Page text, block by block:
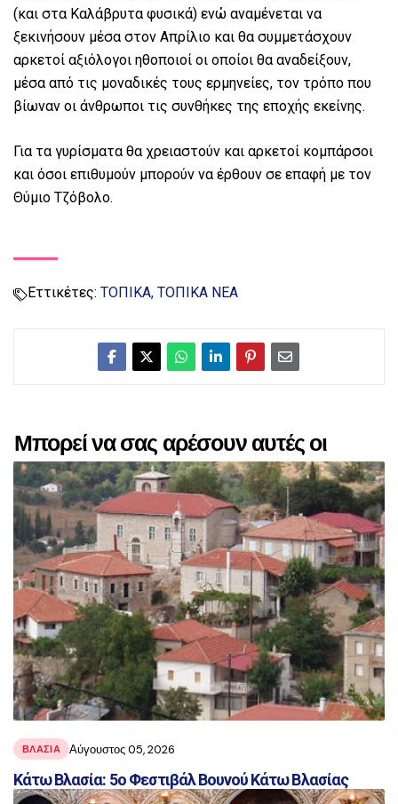
(και στα Καλάβρυτα φυσικά) ενώ αναμένεται να
ξεκινήσουν μέσα στον Απρίλιο και θα συμμετάσχουν
αρκετοί αξιόλογοι ηθοποιοί οι οποίοι θα αναδείξουν,
μέσα από τις μοναδικές τους ερμηνείες, τον τρόπο που
βίωναν οι άνθρωποι τις συνθήκες της εποχής εκείνης.
Για τα γυρίσματα θα χρειαστούν και αρκετοί κομπάρσοι
και όσοι επιθυμούν μπορούν να έρθουν σε επαφή με τον
Θύμιο Τζόβολο.
Εττικέτες: ΤΟΠΙΚΑ ΤΟΠΙΚΑ ΝΕΑ
Μπορεί να σας αρέσουν αυτές οι
αναρτήσεις
ΒΛΑΣΊΑ Αύγουστος 05, 2026
Κάτω Βλασία: 5ο Φεστιβάλ Βουνού Κάτω Βλασίας